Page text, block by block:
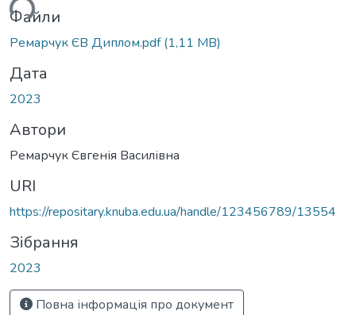
Файли
Ремарчук ЄВ Диплом.pdf(1,11 MB)
Дата
2023
Автори
Ремарчук Євгенія Василівна
URI
https://repositary.knuba.edu.ua/handle/123456789/13554
Зібрання
2023
Повна інформація про документ